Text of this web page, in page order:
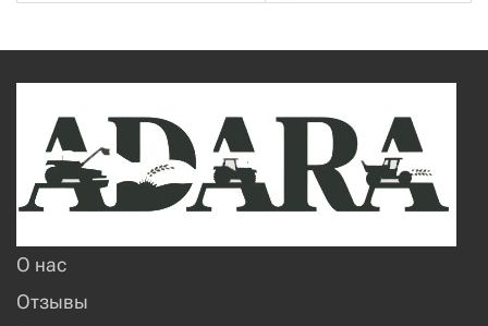
О нас
Отзывы